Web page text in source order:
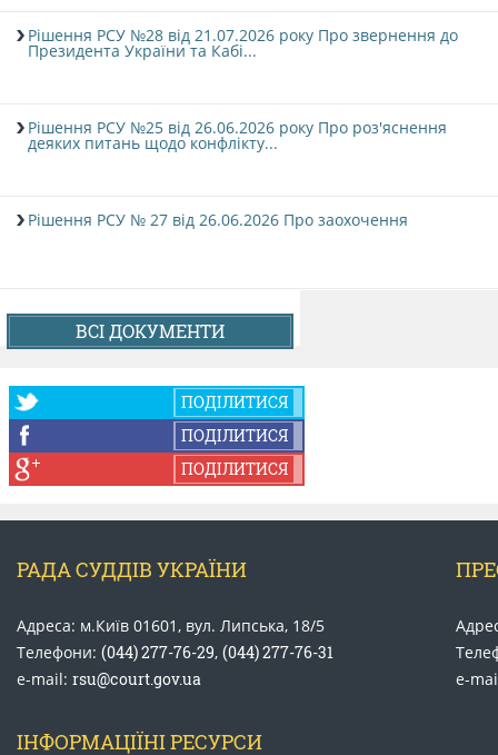
Рішення РСУ №28 від 21.07.2026 року Про звернення до
Президента України та Кабі...
Рішення РСУ №25 від 26.06.2026 року Про роз'яснення
деяких питань щодо конфлікту...
Рішення РСУ № 27 від 26.06.2026 Про заохочення
ВСІ ДОКУМЕНТИ
ПОДІЛИТИСЯ
ПОДІЛИТИСЯ
ПОДІЛИТИСЯ
РАДА СУДДІВ УКРАЇНИ
Адреса: м.Київ 01601, вул. Липська, 18/5
Телефони: (044) 277-76-29, (044) 277-76-31
e-mail: rsu@court.gov.ua
e-
ІНФОРМАЦІЇНІ РЕСУРСИ